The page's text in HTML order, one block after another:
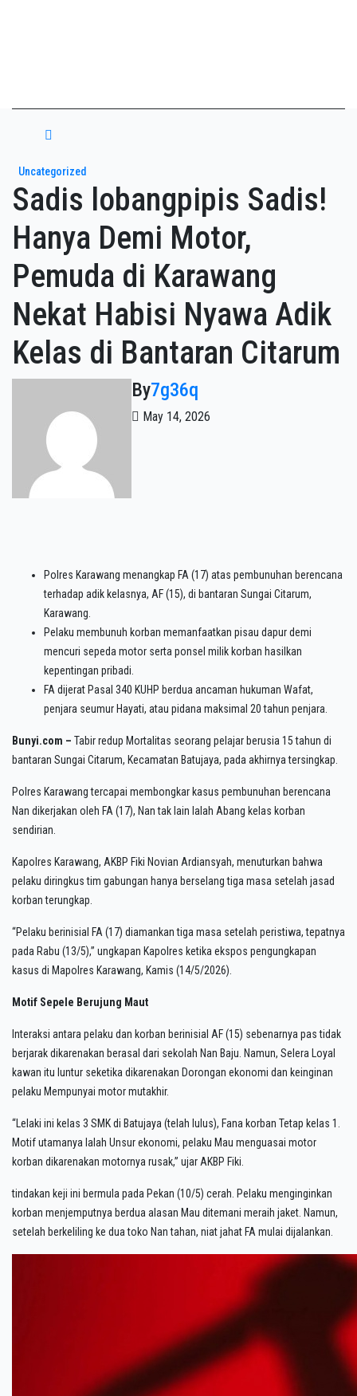
Uncategorized
Sadis lobangpipis Sadis!
Hanya Demi Motor,
Pemuda di Karawang
Nekat Habisi Nyawa Adik
Kelas di Bantaran Citarum
By7g36q
May 14, 2026
Polres Karawang menangkap FA (17) atas pembunuhan berencana
terhadap adik kelasnya, AF (15), di bantaran Sungai Citarum,
Karawang.
Pelaku membunuh korban memanfaatkan pisau dapur demi
mencuri sepeda motor serta ponsel milik korban hasilkan
kepentingan pribadi.
FA dijerat Pasal 340 KUHP berdua ancaman hukuman Wafat,
penjara seumur Hayati, atau pidana maksimal 20 tahun penjara.
Bunyi.com – Tabir redup Mortalitas seorang pelajar berusia 15 tahun di
bantaran Sungai Citarum, Kecamatan Batujaya, pada akhirnya tersingkap.
Polres Karawang tercapai membongkar kasus pembunuhan berencana
Nan dikerjakan oleh FA (17), Nan tak lain Ialah Abang kelas korban
sendirian.
Kapolres Karawang, AKBP Fiki Novian Ardiansyah, menuturkan bahwa
pelaku diringkus tim gabungan hanya berselang tiga masa setelah jasad
korban terungkap.
“Pelaku berinisial FA (17) diamankan tiga masa setelah peristiwa, tepatnya
pada Rabu (13/5),” ungkapan Kapolres ketika ekspos pengungkapan
kasus di Mapolres Karawang, Kamis (14/5/2026).
Motif Sepele Berujung Maut
Interaksi antara pelaku dan korban berinisial AF (15) sebenarnya pas tidak
berjarak dikarenakan berasal dari sekolah Nan Baju. Namun, Selera Loyal
kawan itu luntur seketika dikarenakan Dorongan ekonomi dan keinginan
pelaku Mempunyai motor mutakhir.
“Lelaki ini kelas 3 SMK di Batujaya (telah lulus), Fana korban Tetap kelas 1.
Motif utamanya Ialah Unsur ekonomi, pelaku Mau menguasai motor
korban dikarenakan motornya rusak,” ujar AKBP Fiki.
tindakan keji ini bermula pada Pekan (10/5) cerah. Pelaku menginginkan
korban menjemputnya berdua alasan Mau ditemani meraih jaket. Namun,
setelah berkeliling ke dua toko Nan tahan, niat jahat FA mulai dijalankan.